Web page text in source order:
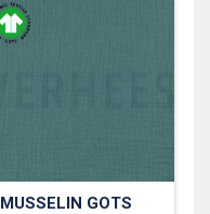
MUSSELIN GOTS